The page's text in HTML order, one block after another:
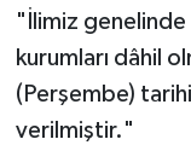
"İlimiz
kurumları dâhil
(Perşembe)
verilmiştir."